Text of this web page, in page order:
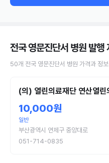
전국 영문진단서 병원 발행
50개 전국 영문진단서 병원 가격과 정
(의) 열린의료재단 연산열린
10,000원
일반
부산광역시 연제구 중앙대로
051-714-0835